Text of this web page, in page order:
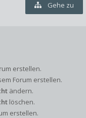
Gehe zu
erstellen.
Forum erstellen.
ändern.
löschen.
erstellen.